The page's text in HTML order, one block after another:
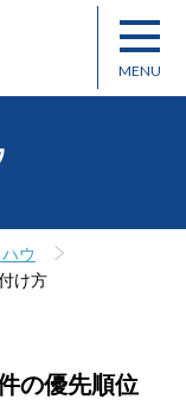
ウ
け方
の優先順位